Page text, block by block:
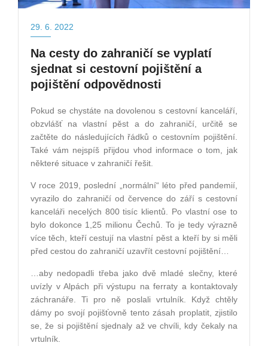
29. 6. 2022
Na cesty do zahraničí se vyplatí
sjednat si cestovní pojištění a
pojištění odpovědnosti
Pokud se chystáte na dovolenou s cestovní kanceláří,
obzvlášť na vlastní pěst a do zahraničí, určitě se
začtěte do následujících řádků o cestovním pojištění.
Také vám nejspíš přijdou vhod informace o tom, jak
některé situace v zahraničí řešit.
V roce 2019, poslední „normální“ léto před pandemií,
vyrazilo do zahraničí od července do září s cestovní
kanceláři necelých 800 tisíc klientů. Po vlastní ose to
bylo dokonce 1,25 milionu Čechů. To je tedy výrazně
více těch, kteří cestují na vlastní pěst a kteří by si měli
před cestou do zahraničí uzavřít cestovní pojištění…
…aby nedopadli třeba jako dvě mladé slečny, které
uvízly v Alpách při výstupu na ferraty a kontaktovaly
záchranáře. Ti pro ně poslali vrtulník. Když chtěly
dámy po svojí pojišťovně tento zásah proplatit, zjistilo
se, že si pojištění sjednaly až ve chvíli, kdy čekaly na
vrtulník.